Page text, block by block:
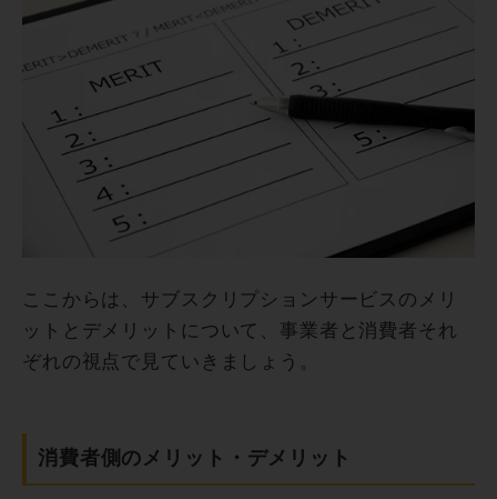
ここからは、サブスクリプションサービスのメリ
ットとデメリットについて、事業者と消費者それ
ぞれの視点で見ていきましょう。
消費者側のメリット・デメリット